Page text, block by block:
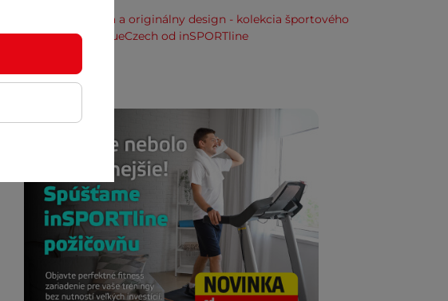
Česká kvalita a originálny design - kolekcia športového
oblečenia TrueCzech od inSPORTline